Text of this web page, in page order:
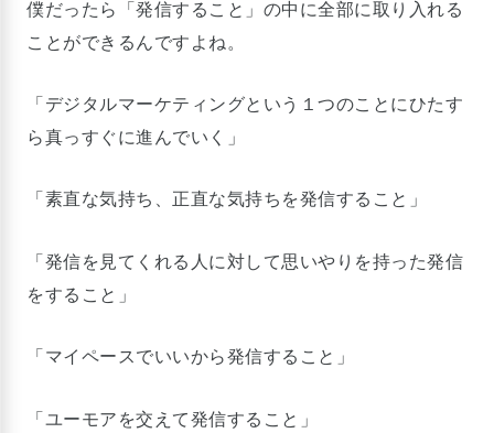
僕だったら「発信すること」の中に全部に取り入れる
ことができるんですよね。
「デジタルマーケティングという１つのことにひたす
ら真っすぐに進んでいく」
「素直な気持ち、正直な気持ちを発信すること」
「発信を見てくれる人に対して思いやりを持った発信
をすること」
「マイペースでいいから発信すること」
「ユーモアを交えて発信すること」